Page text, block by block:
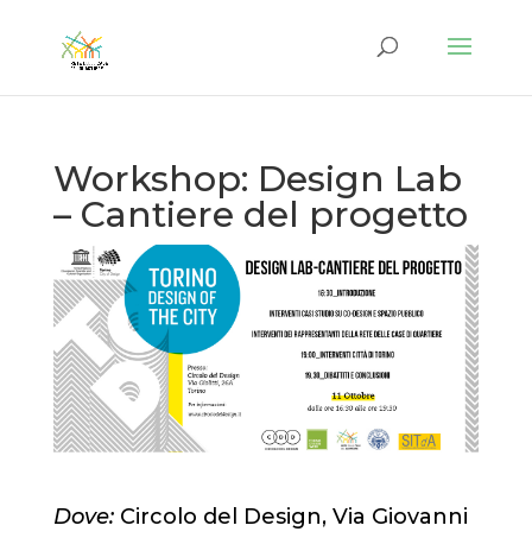
Workshop: Design Lab
– Cantiere del progetto
Dove: Circolo del Design, Via Giovanni